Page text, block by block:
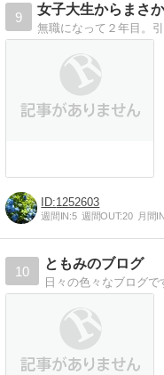
9
女子大生からまさか
1252603
週間IN:5 週間OUT:20 月間
10
ともみのブログ
日々の色々なブログで